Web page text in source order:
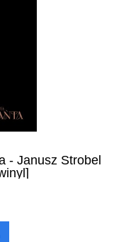
- Janusz Strobel